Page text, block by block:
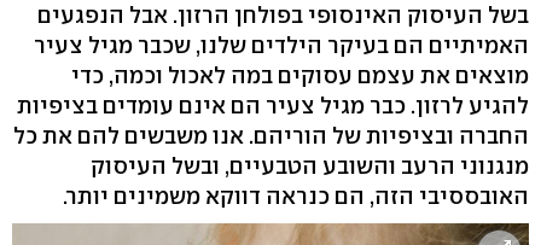
בשל העיסוק האינסופי בפולחן הרזון. אבל הנפגעים
האמיתיים הם בעיקר הילדים שלנו, שכבר מגיל צעיר
מוצאים את עצמם עסוקים במה לאכול וכמה, כדי
להגיע לרזון. כבר מגיל צעיר הם אינם עומדים בציפיות
החברה ובציפיות של הוריהם. אנו משבשים להם את כל
מנגנוני הרעב והשובע הטבעיים, ובשל העיסוק
האובססיבי הזה, הם כנראה דווקא משמינים יותר.